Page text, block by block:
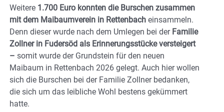
Weitere 1.700 Euro konnten die Burschen zusammen
mit dem Maibaumverein in Rettenbach einsammeln.
Denn dieser wurde nach dem Umlegen bei der Familie
Zollner in Fudersöd als Erinnerungsstücke versteigert
– somit wurde der Grundstein für den neuen
Maibaum in Rettenbach 2026 gelegt. Auch hier wollen
sich die Burschen bei der Familie Zollner bedanken,
die sich um das leibliche Wohl bestens gekümmert
hatte.